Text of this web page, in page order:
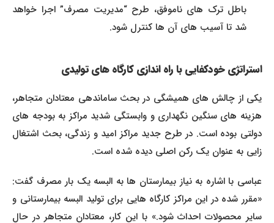
باطل ترک های ناموفق، طرح “مدیریت مصرف” اجرا خواهد
شد تا آسیب های آن ها کنترل شود.
استراتژی خودکفایی با راه اندازی کارگاه های تولیدی
یکی از چالش های همیشگی در بحث ساماندهی معتادان متجاهر،
هزینه های سنگین نگهداری و وابستگی شدید مراکز به بودجه های
دولتی بوده است. در طرح جدید مراکز امید و زندگی، بحث اشتغال
زایی به عنوان یک رکن اصلی دیده شده است.
عباسی با اشاره به نیاز بیمارستان ها به البسه یک بار مصرف گفت:
«مقرر شده در این مراکز کارگاه هایی برای تولید البسه بیمارستانی و
سایر محصولات احداث شود.» با این کار، معتادان متجاهر در حال